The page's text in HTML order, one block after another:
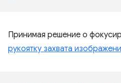
Принимая решение о
рукоятку захвата